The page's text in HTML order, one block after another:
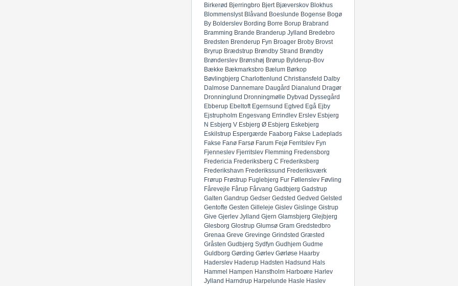
Birkerød Bjerringbro Bjert Bjæverskov Blokhus
Blommenslyst Blåvand Boeslunde Bogense Bogø
By Bolderslev Bording Borre Borup Brabrand
Bramming Brande Branderup Jylland Bredebro
Bredsten Brenderup Fyn Broager Broby Brovst
Bryrup Brædstrup Brøndby Strand Brøndby
Brønderslev Brønshøj Brørup Bylderup-Bov
Bække Bækmarksbro Bælum Børkop
Bøvlingbjerg Charlottenlund Christiansfeld Dalby
Dalmose Dannemare Daugård Dianalund Dragør
Dronninglund Dronningmølle Dybvad Dyssegård
Ebberup Ebeltoft Egernsund Egtved Egå Ejby
Ejstrupholm Engesvang Errindlev Erslev Esbjerg
N Esbjerg V Esbjerg Ø Esbjerg Eskebjerg
Eskilstrup Espergærde Faaborg Fakse Ladeplads
Fakse Fanø Farsø Farum Fejø Ferritslev Fyn
Fjenneslev Fjerritslev Flemming Fredensborg
Fredericia Frederiksberg C Frederiksberg
Frederikshavn Frederikssund Frederiksværk
Frørup Frøstrup Fuglebjerg Fur Føllenslev Føvling
Fårevejle Fårup Fårvang Gadbjerg Gadstrup
Galten Gandrup Gedser Gedsted Gedved Gelsted
Gentofte Gesten Gilleleje Gislev Gislinge Gistrup
Give Gjerlev Jylland Gjern Glamsbjerg Glejbjerg
Glesborg Glostrup Glumsø Gram Gredstedbro
Grenaa Greve Grevinge Grindsted Græsted
Gråsten Gudbjerg Sydfyn Gudhjem Gudme
Guldborg Gørding Gørlev Gørløse Haarby
Haderslev Haderup Hadsten Hadsund Hals
Hammel
Hampen Hanstholm Harboøre Harlev
Jylland Harndrup Harpelunde Hasle Haslev